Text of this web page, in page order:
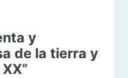
y
de la tierra y